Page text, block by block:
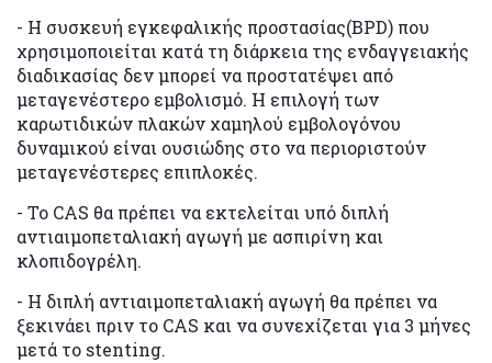
- Η συσκευή εγκεφαλικής προστασίας(BPD) που
χρησιμοποιείται κατά τη διάρκεια της ενδαγγειακής
διαδικασίας δεν μπορεί να προστατέψει από
μεταγενέστερο εμβολισμό. Η επιλογή των
καρωτιδικών πλακών χαμηλού εμβολογόνου
δυναμικού είναι ουσιώδης στο να περιοριστούν
μεταγενέστερες επιπλοκές.
- Το CAS θα πρέπει να εκτελείται υπό διπλή
αντιαιμοπεταλιακή αγωγή με ασπιρίνη και
κλοπιδογρέλη.
- Η διπλή αντιαιμοπεταλιακή αγωγή θα πρέπει να
ξεκινάει πριν το CAS και να συνεχίζεται για 3 μήνες
μετά το stenting.